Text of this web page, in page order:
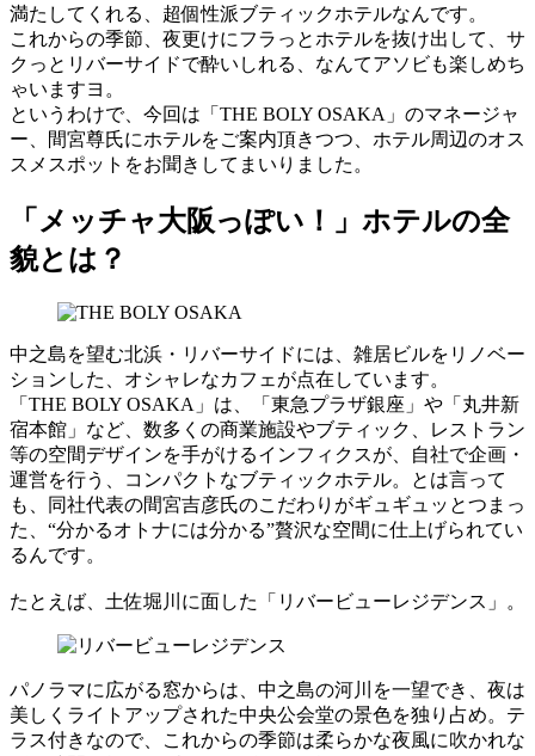
満たしてくれる、超個性派ブティックホテルなんです。
これからの季節、夜更けにフラっとホテルを抜け出して、サ
クっとリバーサイドで酔いしれる、なんてアソビも楽しめち
ゃいますヨ。
というわけで、今回は「THE BOLY OSAKA」のマネージャ
ー、間宮尊氏にホテルをご案内頂きつつ、ホテル周辺のオス
スメスポットをお聞きしてまいりました。
「メッチャ大阪っぽい！」ホテルの全
貌とは？
中之島を望む北浜・リバーサイドには、雑居ビルをリノベー
ションした、オシャレなカフェが点在しています。
「THE BOLY OSAKA」は、「東急プラザ銀座」や「丸井新
宿本館」など、数多くの商業施設やブティック、レストラン
等の空間デザインを手がけるインフィクスが、自社で企画・
運営を行う、コンパクトなブティックホテル。とは言って
も、同社代表の間宮吉彦氏のこだわりがギュギュッとつまっ
た、“分かるオトナには分かる”贅沢な空間に仕上げられてい
るんです。
たとえば、土佐堀川に面した「リバービューレジデンス」。
パノラマに広がる窓からは、中之島の河川を一望でき、夜は
美しくライトアップされた中央公会堂の景色を独り占め。テ
ラス付きなので、これからの季節は柔らかな夜風に吹かれな